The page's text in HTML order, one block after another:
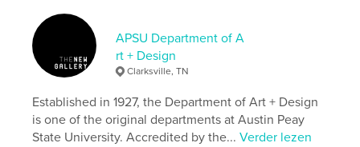
APSU Department of A
rt + Design
Clarksville, TN
Established in 1927, the Department of Art + Design
is one of the original departments at Austin Peay
State University. Accredited by the...Verder lezen